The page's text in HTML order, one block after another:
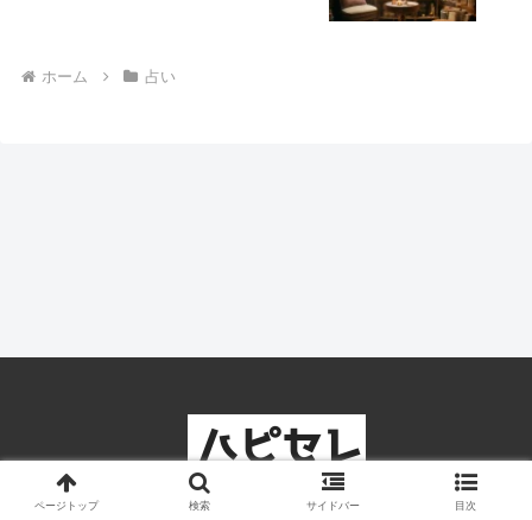
ホーム 占い
ページトップ 検索 サイドバー 目次